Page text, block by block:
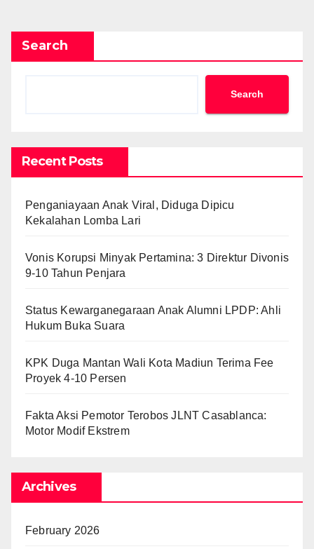
Search
Search
Recent Posts
Penganiayaan Anak Viral, Diduga Dipicu
Kekalahan Lomba Lari
Vonis Korupsi Minyak Pertamina: 3 Direktur Divonis
9-10 Tahun Penjara
Status Kewarganegaraan Anak Alumni LPDP: Ahli
Hukum Buka Suara
KPK Duga Mantan Wali Kota Madiun Terima Fee
Proyek 4-10 Persen
Fakta Aksi Pemotor Terobos JLNT Casablanca:
Motor Modif Ekstrem
Archives
February 2026